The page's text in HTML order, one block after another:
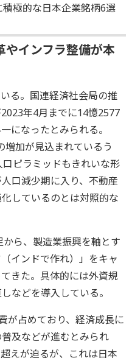
極的な日本企業銘柄6選
やインフラ整備が本
る。国連経済社会局の推
年4月までに14憶2577
になったとみられる。
加が見込まれているう
ピラミッドもきれいな形
口減少期に入り、不動産
しているのとは対照的な
ら、製造業振興を軸とす
インドで作れ）」をキャ
きた。具体的には外資規
などを導入している。
が占めており、経済成長に
及などが進むとみられ
えが迫るが、これは日本